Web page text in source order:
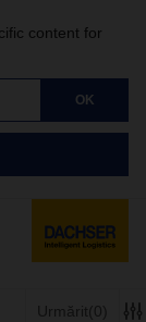
content for
OK
Urmărit(0)